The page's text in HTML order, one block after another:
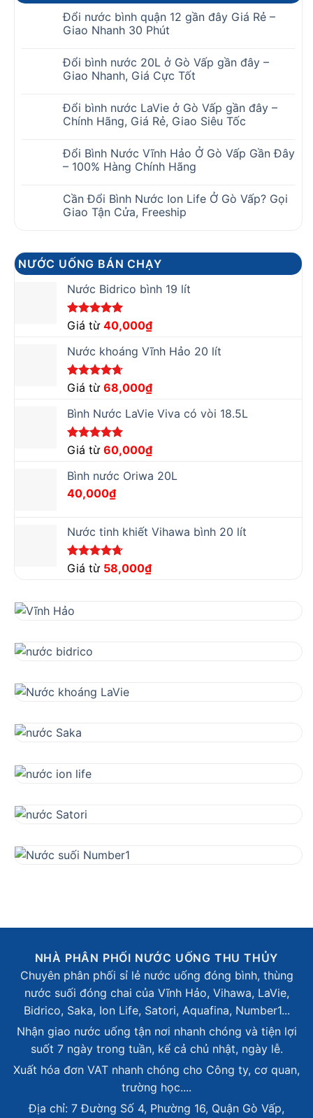
Đổi nước bình quận 12 gần đây Giá Rẻ –
Giao Nhanh 30 Phút
Đổi bình nước 20L ở Gò Vấp gần đây –
Giao Nhanh, Giá Cực Tốt
Đổi bình nước LaVie ở Gò Vấp gần đây –
Chính Hãng, Giá Rẻ, Giao Siêu Tốc
Đổi Bình Nước Vĩnh Hảo Ở Gò Vấp Gần Đây
– 100% Hàng Chính Hãng
Cần Đổi Bình Nước Ion Life Ở Gò Vấp? Gọi
Giao Tận Cửa, Freeship
NƯỚC UỐNG BÁN CHẠY
Nước Bidrico bình 19 lít
Được xếp
5 sao
Giá từ 40,000₫
Nước khoáng Vĩnh Hảo 20 lít
Được xếp
5 sao
Giá từ 68,000₫
Bình Nước LaVie Viva có vòi 18.5L
Được xếp
5 sao
Giá từ 60,000₫
Bình nước Oriwa 20L
40,000₫
Nước tinh khiết Vihawa bình 20 lít
Được xếp
Giá từ 58,000₫
NHÀ PHÂN PHỐI NƯỚC UỐNG THU THỦY
Chuyên phân phối sỉ lẻ nước uống đóng bình, thùng
nước suối đóng chai của Vĩnh Hảo, Vihawa, LaVie,
Bidrico, Saka, Ion Life, Satori, Aquafina, Number1...
Nhận giao nước uống tận nơi nhanh chóng và tiện lợi
suốt 7 ngày trong tuần, kể cả chủ nhật, ngày lễ.
Xuất hóa đơn VAT nhanh chóng cho Công ty, cơ quan,
trường học....
Địa chỉ: 7 Đường Số 4, Phường 16, Quận Gò Vấp,